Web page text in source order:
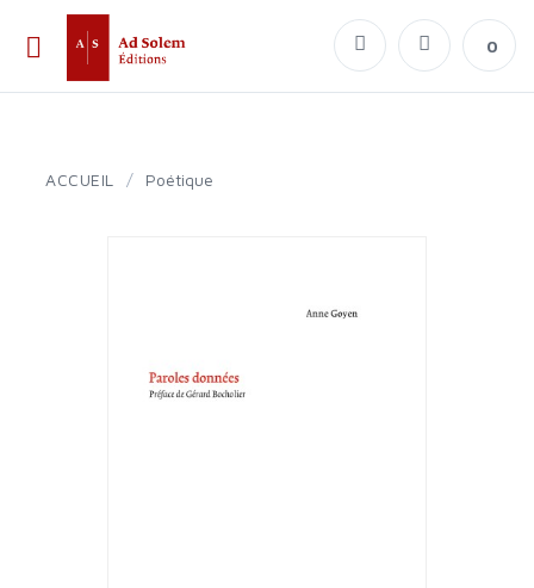
0
ACCUEIL / Poétique